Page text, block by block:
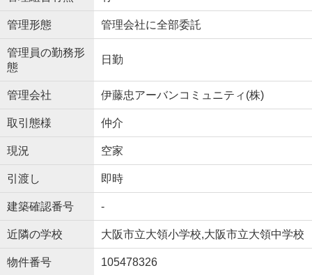
管理形態 管理会社に全部委託
管理員の勤務形
態
日勤
管理会社 伊藤忠アーバンコミュニティ(株)
取引態様 仲介
現況 空家
引渡し 即時
建築確認番号 -
近隣の学校 大阪市立大領小学校,大阪市立大領中学校
物件番号 105478326